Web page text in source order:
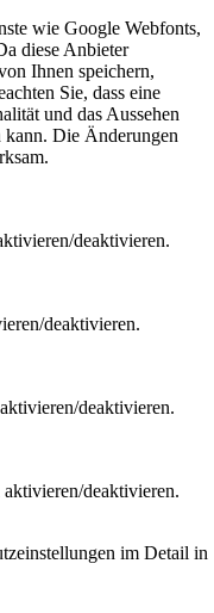
wie Google Webfonts,
diese Anbieter
Ihnen speichern,
Sie, dass eine
und das Aussehen
kann. Die Änderungen
deaktivieren.
deaktivieren.
deaktivieren.
deaktivieren.
im Detail in